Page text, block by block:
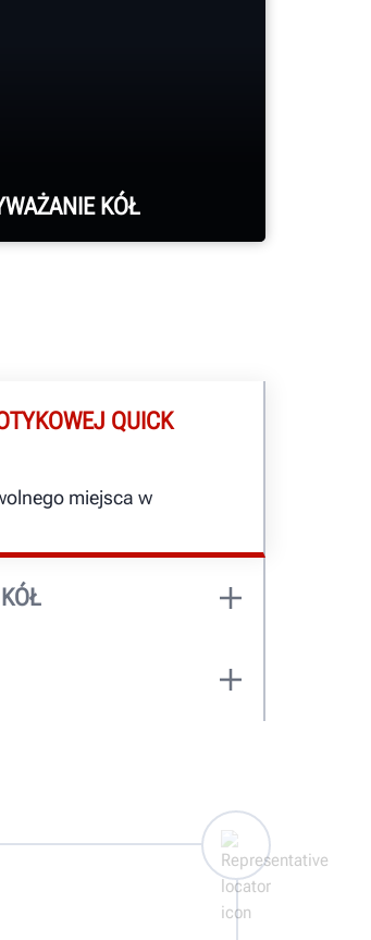
KÓŁ
je do HunterNet®,
można z dowolnego
prawidłowo.
SIĘ WIĘCEJ
QUICK
miejsca w